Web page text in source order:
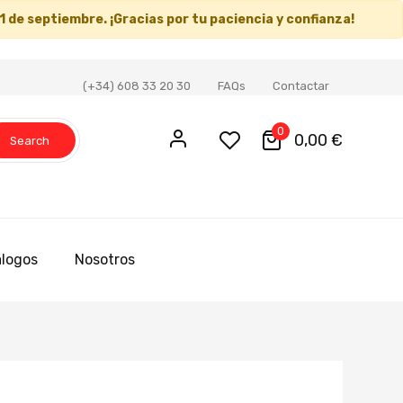
de septiembre. ¡Gracias por tu paciencia y confianza!
(+34) 608 33 20 30 FAQs Contactar
Search
0 0,00 €
Nosotros